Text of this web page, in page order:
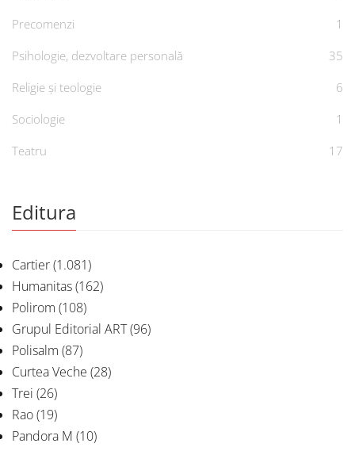
Precomenzi
1
Psihologie, dezvoltare personală
35
Religie și teologie
6
Sociologie
1
Teatru
17
Editura
Cartier(1.081)
Humanitas(162)
Polirom (108)
Grupul Editorial ART(96)
Polisalm (87)
Curtea Veche (28)
Trei (26)
Rao(19)
Pandora M (10)